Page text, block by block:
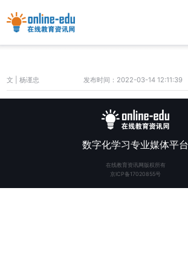
文 | 杨谨忠 发布时间：2022-03-14 12:11:39
数字化学习专业媒体平台
在线教育资讯网版权所有
京ICP备17020855号